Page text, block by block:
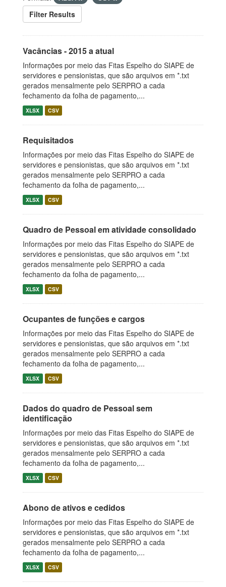
Filter Results
Vacâncias - 2015 a atual
Informações por meio das Fitas Espelho do SIAPE de
servidores e pensionistas, que são arquivos em *.txt
gerados mensalmente pelo SERPRO a cada
fechamento da folha de pagamento,...
XLSX CSV
Requisitados
Informações por meio das Fitas Espelho do SIAPE de
servidores e pensionistas, que são arquivos em *.txt
gerados mensalmente pelo SERPRO a cada
fechamento da folha de pagamento,...
XLSX CSV
Quadro de Pessoal em atividade consolidado
Informações por meio das Fitas Espelho do SIAPE de
servidores e pensionistas, que são arquivos em *.txt
gerados mensalmente pelo SERPRO a cada
fechamento da folha de pagamento,...
XLSX CSV
Ocupantes de funções e cargos
Informações por meio das Fitas Espelho do SIAPE de
servidores e pensionistas, que são arquivos em *.txt
gerados mensalmente pelo SERPRO a cada
fechamento da folha de pagamento,...
XLSX CSV
Dados do quadro de Pessoal sem
identificação
Informações por meio das Fitas Espelho do SIAPE de
servidores e pensionistas, que são arquivos em *.txt
gerados mensalmente pelo SERPRO a cada
fechamento da folha de pagamento,...
XLSX CSV
Abono de ativos e cedidos
Informações por meio das Fitas Espelho do SIAPE de
servidores e pensionistas, que são arquivos em *.txt
gerados mensalmente pelo SERPRO a cada
fechamento da folha de pagamento,...
XLSX CSV